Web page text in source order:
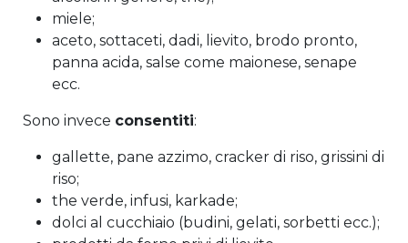
miele;
aceto, sottaceti, dadi, lievito, brodo pronto,
panna acida, salse come maionese, senape
ecc.
Sono invece consentiti:
gallette, pane azzimo, cracker di riso, grissini di
riso;
the verde, infusi, karkade;
dolci al cucchiaio (budini, gelati, sorbetti ecc.);